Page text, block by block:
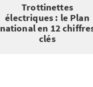
Trottinettes
électriques : le Plan
national en 12
clés